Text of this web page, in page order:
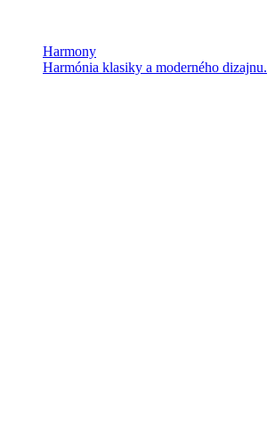
Harmony
Harmónia klasiky a moderného dizajnu.